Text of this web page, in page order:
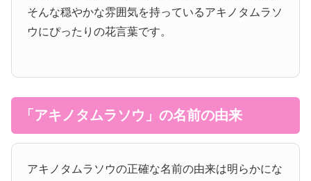
そんな穏やかな雰囲気を持っているアキノタムラソ
ウにぴったりの花言葉です。
「アキノタムラソウ」の名前の由来
アキノタムラソウの正確な名前の由来は明らかにな